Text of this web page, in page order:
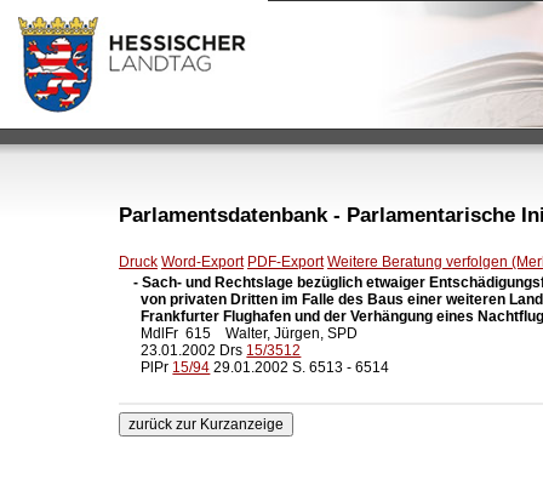
Parlamentsdatenbank - Parlamentarische
Druck Word-Export PDF-Export Weitere Beratung verfolgen
- Sach- und Rechtslage bezüglich etwaiger
von privaten Dritten im Falle des Baus einer weiteren
Frankfurter Flughafen und der Verhängung eines
MdlFr  615    Walter, Jürgen, SPD
  23.01.2002 Drs
15/3512
  PlPr
15/94 29.01.2002 S. 6513 - 6514